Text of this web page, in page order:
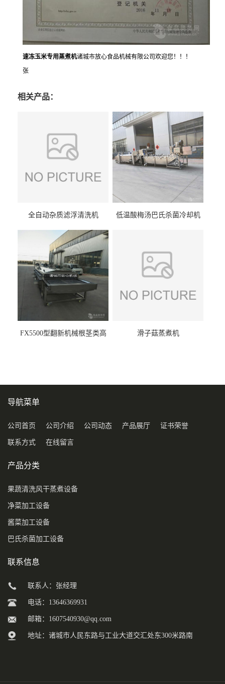
速冻玉米专用蒸煮机诸城市放心食品机械有限公司欢迎您！！！
张
相关产品：
全自动杂质滤浮清洗机 低温酸梅汤巴氏杀菌冷却机
FX5500型翻新机械根茎类高
滑子菇蒸煮机
导航菜单
公司首页 公司介绍 公司动态 产品展厅 证书荣誉
联系方式 在线留言
产品分类
果蔬清洗风干蒸煮设备
净菜加工设备
酱菜加工设备
巴氏杀菌加工设备
联系信息
联系人：张经理
电话：13646369931
邮箱： 1607540930@qq.com
地址：诸城市人民东路与工业大道交汇处东300米路南